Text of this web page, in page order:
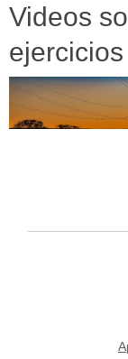
Videos
ejercicios